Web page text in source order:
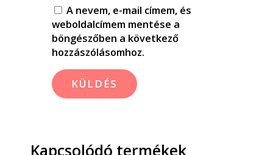
A nevem, e-mail címem, és
weboldalcímem mentése a
böngészőben a következő
hozzászólásomhoz.
Kapcsolódó termékek